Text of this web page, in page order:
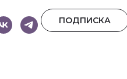
ПОДПИСКА